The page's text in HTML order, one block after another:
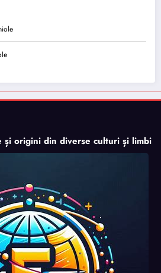
și origini din diverse culturi și limbi